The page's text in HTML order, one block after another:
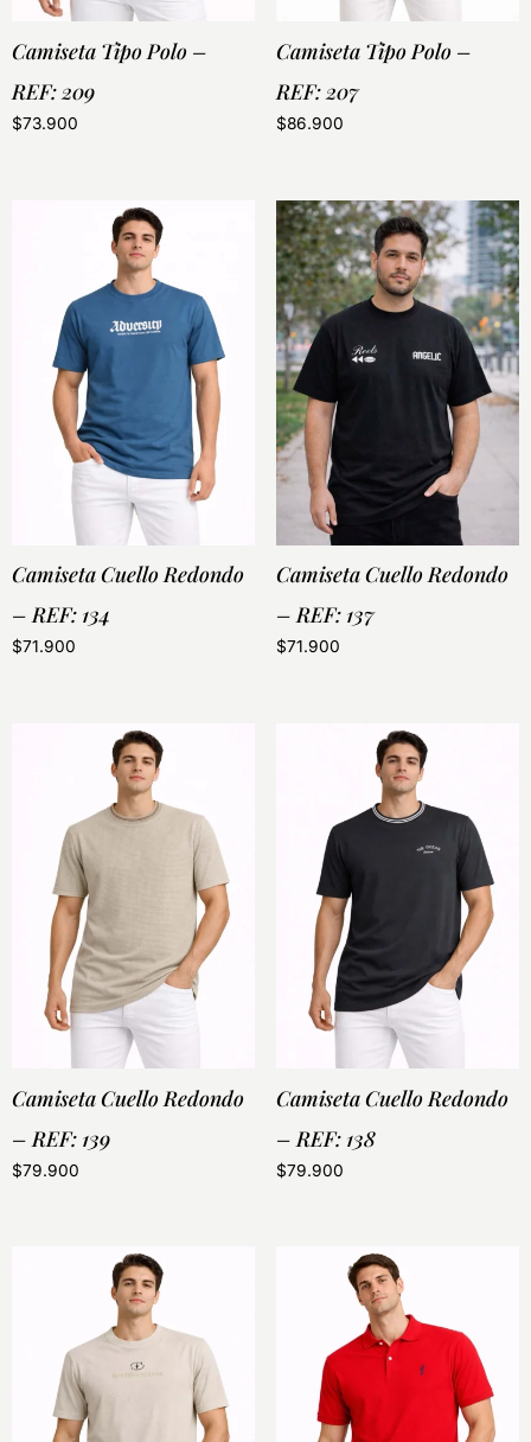
Camiseta Tipo Polo –
REF: 209
$73.900
Camiseta Tipo Polo –
REF: 207
$86.900
Camiseta Cuello Redondo
– REF: 134
$71.900
Camiseta Cuello Redondo
– REF: 137
$71.900
Camiseta Cuello Redondo
– REF: 139
$79.900
Camiseta Cuello Redondo
– REF: 138
$79.900